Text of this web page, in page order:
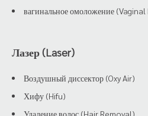
вагинальное омоложение
Лазер (Laser)
Воздушный диссектор (Oxy Air)
Хифу (Hifu)
Удаление волос (Hair Removal)